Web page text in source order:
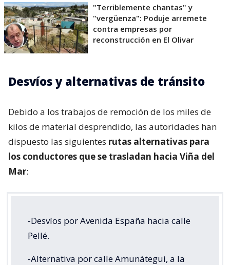
"Terriblemente chantas" y
"vergüenza": Poduje arremete
contra empresas por
reconstrucción en El Olivar
Desvíos y alternativas de tránsito
Debido a los trabajos de remoción de los miles de
kilos de material desprendido, las autoridades han
dispuesto las siguientes rutas alternativas para
los conductores que se trasladan hacia Viña del
Mar:
-Desvíos por Avenida España hacia calle
Pellé.
-Alternativa por calle Amunátegui, a la